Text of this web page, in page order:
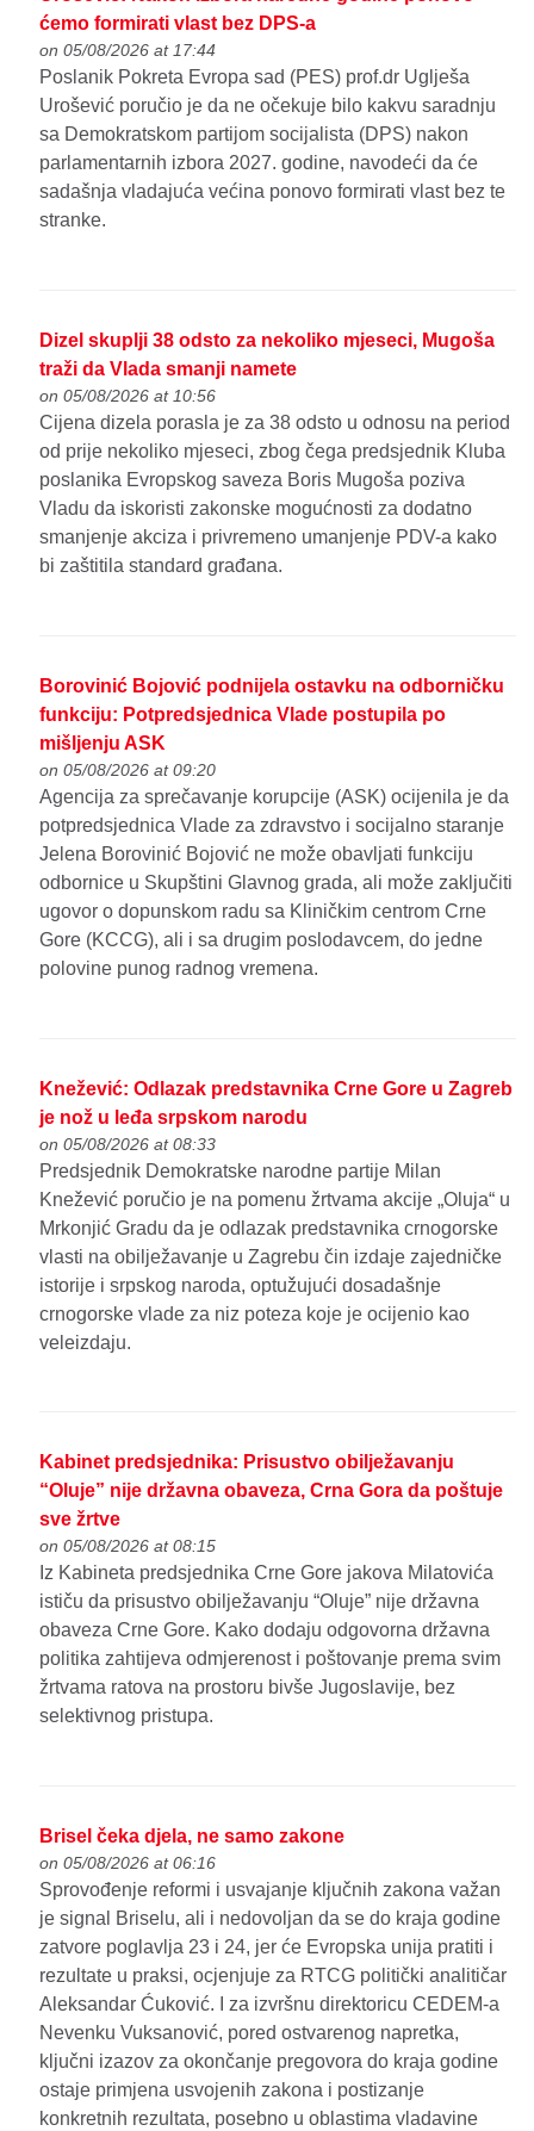
ćemo formirati vlast bez DPS-a
on 05/08/2026 at 17:44
Poslanik Pokreta Evropa sad (PES) prof.dr Uglješa
Urošević poručio je da ne očekuje bilo kakvu saradnju
sa Demokratskom partijom socijalista (DPS) nakon
parlamentarnih izbora 2027. godine, navodeći da će
sadašnja vladajuća većina ponovo formirati vlast bez te
stranke.
Dizel skuplji 38 odsto za nekoliko mjeseci, Mugoša
traži da Vlada smanji namete
on 05/08/2026 at 10:56
Cijena dizela porasla je za 38 odsto u odnosu na period
od prije nekoliko mjeseci, zbog čega predsjednik Kluba
poslanika Evropskog saveza Boris Mugoša poziva
Vladu da iskoristi zakonske mogućnosti za dodatno
smanjenje akciza i privremeno umanjenje PDV-a kako
bi zaštitila standard građana.
Borovinić Bojović podnijela ostavku na odborničku
funkciju: Potpredsjednica Vlade postupila po
mišljenju ASK
on 05/08/2026 at 09:20
Agencija za sprečavanje korupcije (ASK) ocijenila je da
potpredsjednica Vlade za zdravstvo i socijalno staranje
Jelena Borovinić Bojović ne može obavljati funkciju
odbornice u Skupštini Glavnog grada, ali može zaključiti
ugovor o dopunskom radu sa Kliničkim centrom Crne
Gore (KCCG), ali i sa drugim poslodavcem, do jedne
polovine punog radnog vremena.
Knežević: Odlazak predstavnika Crne Gore u Zagreb
je nož u leđa srpskom narodu
on 05/08/2026 at 08:33
Predsjednik Demokratske narodne partije Milan
Knežević poručio je na pomenu žrtvama akcije „Oluja“ u
Mrkonjić Gradu da je odlazak predstavnika crnogorske
vlasti na obilježavanje u Zagrebu čin izdaje zajedničke
istorije i srpskog naroda, optužujući dosadašnje
crnogorske vlade za niz poteza koje je ocijenio kao
veleizdaju.
Kabinet predsjednika: Prisustvo obilježavanju
“Oluje” nije državna obaveza, Crna Gora da poštuje
sve žrtve
on 05/08/2026 at 08:15
Iz Kabineta predsjednika Crne Gore jakova Milatovića
ističu da prisustvo obilježavanju “Oluje” nije državna
obaveza Crne Gore. Kako dodaju odgovorna državna
politika zahtijeva odmjerenost i poštovanje prema svim
žrtvama ratova na prostoru bivše Jugoslavije, bez
selektivnog pristupa.
Brisel čeka djela, ne samo zakone
on 05/08/2026 at 06:16
Sprovođenje reformi i usvajanje ključnih zakona važan
je signal Briselu, ali i nedovoljan da se do kraja godine
zatvore poglavlja 23 i 24, jer će Evropska unija pratiti i
rezultate u praksi, ocjenjuje za RTCG politički analitičar
Aleksandar Ćuković. I za izvršnu direktoricu CEDEM-a
Nevenku Vuksanović, pored ostvarenog napretka,
ključni izazov za okončanje pregovora do kraja godine
ostaje primjena usvojenih zakona i postizanje
konkretnih rezultata, posebno u oblastima vladavine